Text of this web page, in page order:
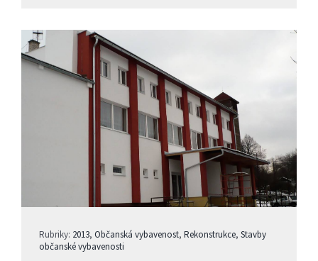
Rubriky: 2013, Občanská vybavenost, Rekonstrukce, Stavby
občanské vybavenosti